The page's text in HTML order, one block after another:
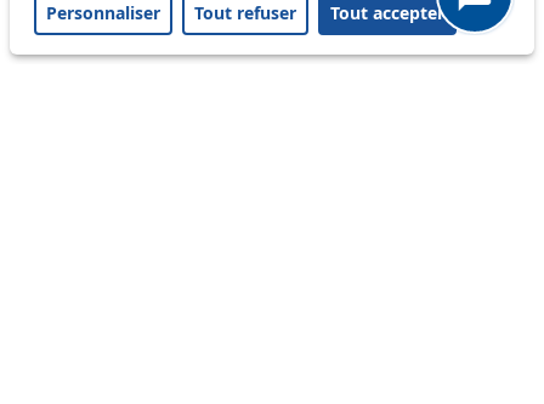
A question ? An observation ?
Personnaliser Tout refuser Tout accepter